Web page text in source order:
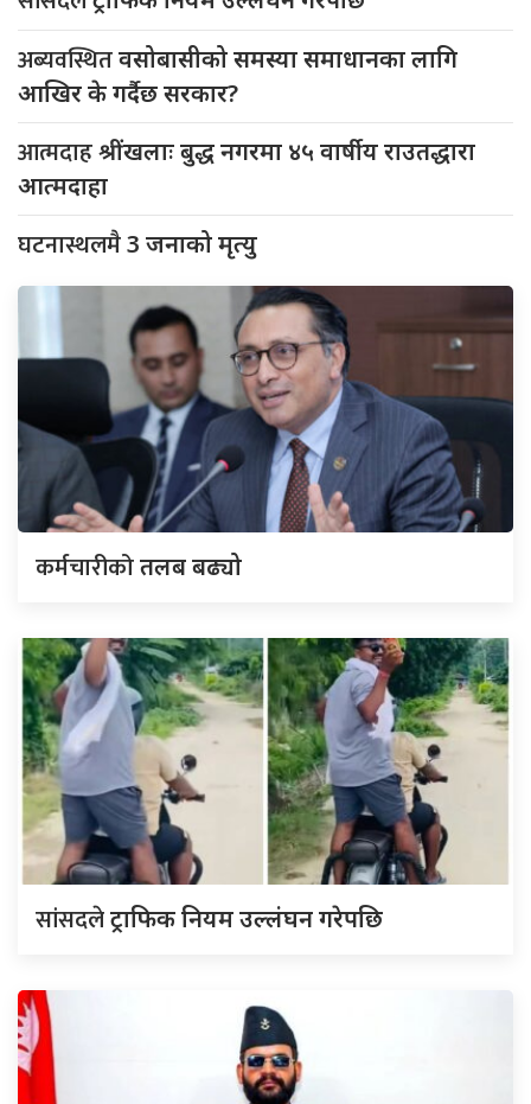
अब्यवस्थितवसोबासीको समस्या समाधानका लागि
आखिर के गर्दैछ सरकार?
आत्मदाहश्रींखलाः बुद्ध नगरमा ४५ वार्षीय राउतद्धारा
आत्मदाहा
घटनास्थलमै3 जनाको मृत्यु
कर्मचारीकोतलब बढ्यो
सांसदलेट्राफिक नियम उल्लंघन गरेपछि